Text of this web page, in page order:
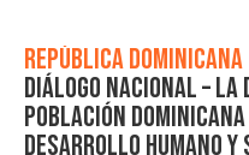
República Dominicana
Diálogo Nacional –
población
desarrollo humano y